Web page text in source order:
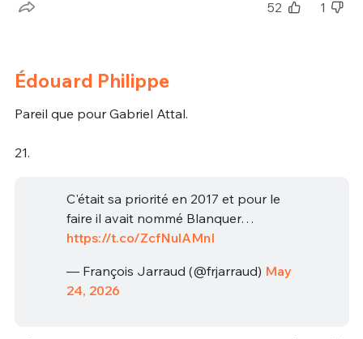
52 1
Édouard Philippe
Pareil que pour Gabriel Attal.
21.
C'était sa priorité en 2017 et pour le
faire il avait nommé Blanquer…
https://t.co/ZcfNulAMnI
— François Jarraud (@frjarraud) May
24, 2026